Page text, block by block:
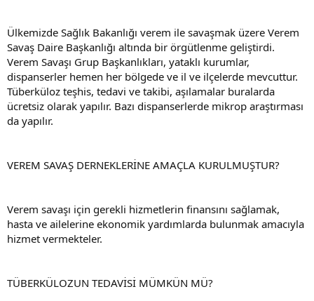
Ülkemizde Sağlık Bakanlığı verem ile savaşmak üzere Verem
Savaş Daire Başkanlığı altında bir örgütlenme geliştirdi.
Verem Savaşı Grup Başkanlıkları, yataklı kurumlar,
dispanserler hemen her bölgede ve il ve ilçelerde mevcuttur.
Tüberküloz teşhis, tedavi ve takibi, aşılamalar buralarda
ücretsiz olarak yapılır. Bazı dispanserlerde mikrop araştırması
da yapılır.
VEREM SAVAŞ DERNEKLERİNE AMAÇLA KURULMUŞTUR?
Verem savaşı için gerekli hizmetlerin finansını sağlamak,
hasta ve ailelerine ekonomik yardımlarda bulunmak amacıyla
hizmet vermekteler.
TÜBERKÜLOZUN TEDAVİSİ MÜMKÜN MÜ?